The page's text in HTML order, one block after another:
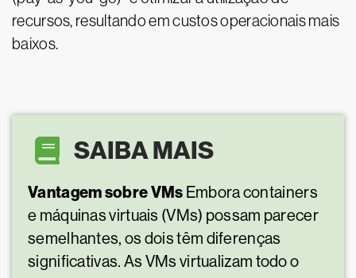
recursos, resultando em custos operacionais mais
baixos.
SAIBA MAIS
Vantagem sobre VMs Embora containers
e máquinas virtuais (VMs) possam parecer
semelhantes, os dois têm diferenças
significativas. As VMs virtualizam todo o